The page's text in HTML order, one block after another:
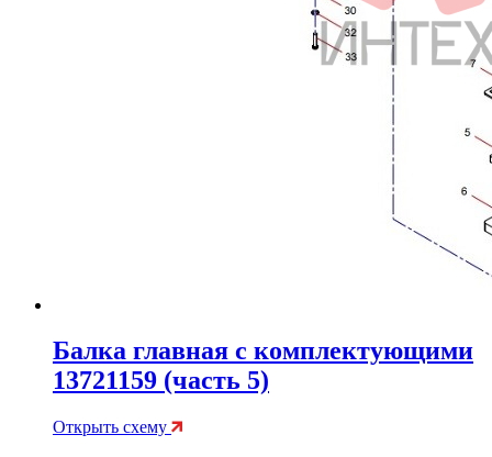
Балка главная с комплектующими
13721159 (часть 5)
Открыть схему